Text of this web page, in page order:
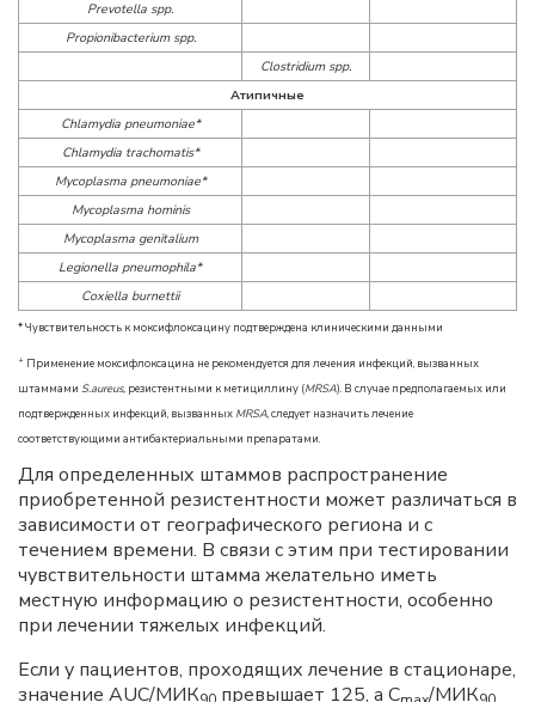
Prevotella spp.
Propionibacterium spp.
Clostridium spp.
Атипичные
Chlamydia pneumoniae*
Chlamydia trachomatis*
Mycoplasma pneumoniae*
Mycoplasma hominis
Mycoplasma genitalium
Legionella pneumophila*
Coxiella burnettii
* Чувствительность к моксифлоксацину подтверждена клиническими данными
+ Применение моксифлоксацина не рекомендуется для лечения инфекций, вызванных
штаммами S.aureus, резистентными к метициллину (MRSA). В случае предполагаемых или
подтвержденных инфекций, вызванных MRSA, следует назначить лечение
соответствующими антибактериальными препаратами.
Для определенных штаммов распространение
приобретенной резистентности может различаться в
зависимости от географического региона и с
течением времени. В связи с этим при тестировании
чувствительности штамма желательно иметь
местную информацию о резистентности, особенно
при лечении тяжелых инфекций.
Если у пациентов, проходящих лечение в стационаре,
значение AUC/МИК
превышает 125, а С /МИК